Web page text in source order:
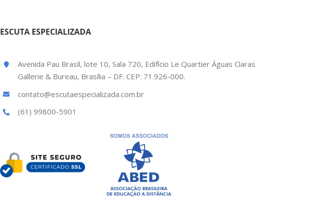
ESCUTA ESPECIALIZADA
Avenida Pau Brasil, lote 10, Sala 720, Edifício Le Quartier Águas Claras
Gallerie & Bureau, Brasília – DF. CEP: 71.926-000.
contato@escutaespecializada.com.br
(61) 99800-5901